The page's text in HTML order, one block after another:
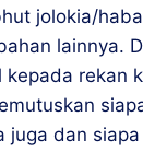
jolokia/
lainnya.
rekan
juga dan